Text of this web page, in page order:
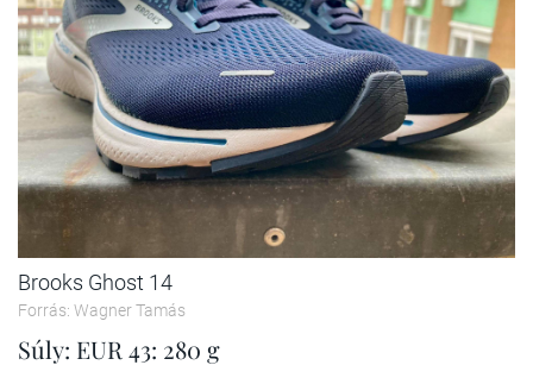
Brooks Ghost 14
Forrás: Wagner Tamás
Súly: EUR 43: 280 g